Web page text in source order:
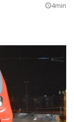
query_builder4min